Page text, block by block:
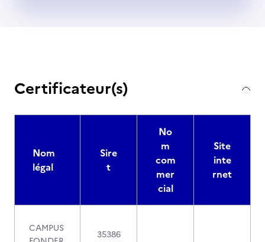
Certificateur(s)
Nom
légal
Sire
t
No
m
com
mer
cial
Site
inte
rnet
CAMPUS
35386